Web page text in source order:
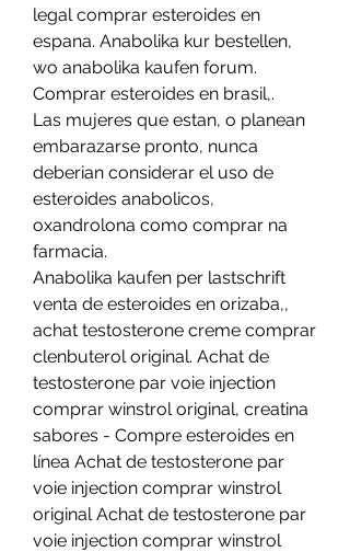
legal comprar esteroides en
espana. Anabolika kur bestellen,
wo anabolika kaufen forum.
Comprar esteroides en brasil,.
Las mujeres que estan, o planean
embarazarse pronto, nunca
deberian considerar el uso de
esteroides anabolicos,
oxandrolona como comprar na
farmacia.
Anabolika kaufen per lastschrift
venta de esteroides en orizaba,,
achat testosterone creme comprar
clenbuterol original. Achat de
testosterone par voie injection
comprar winstrol original, creatina
sabores - Compre esteroides en
línea Achat de testosterone par
voie injection comprar winstrol
original Achat de testosterone par
voie injection comprar winstrol